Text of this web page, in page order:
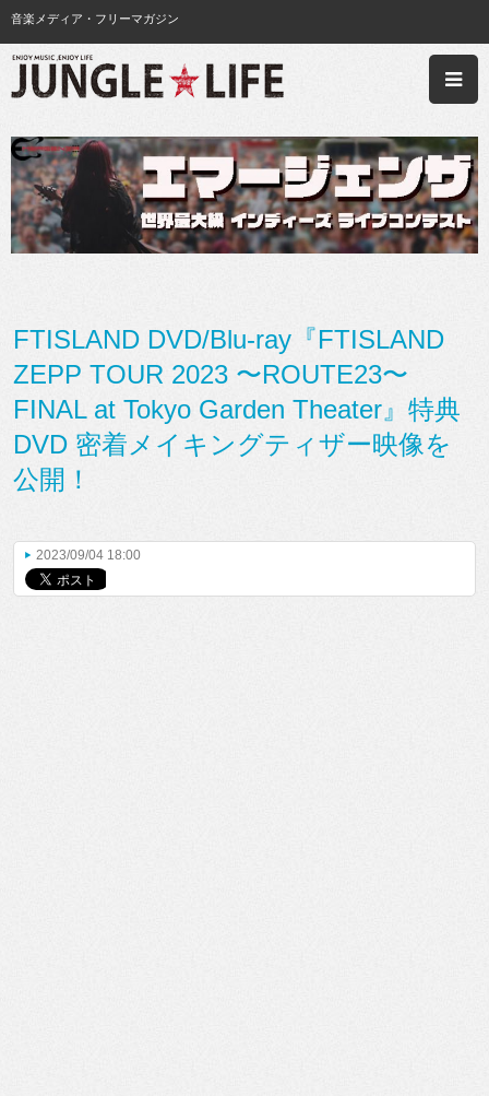
音楽メディア・フリーマガジン
FTISLAND DVD/Blu-ray『FTISLAND
ZEPP TOUR 2023 〜ROUTE23〜
FINAL at Tokyo Garden Theater』特典
DVD 密着メイキングティザー映像を
公開！
2023/09/04 18:00